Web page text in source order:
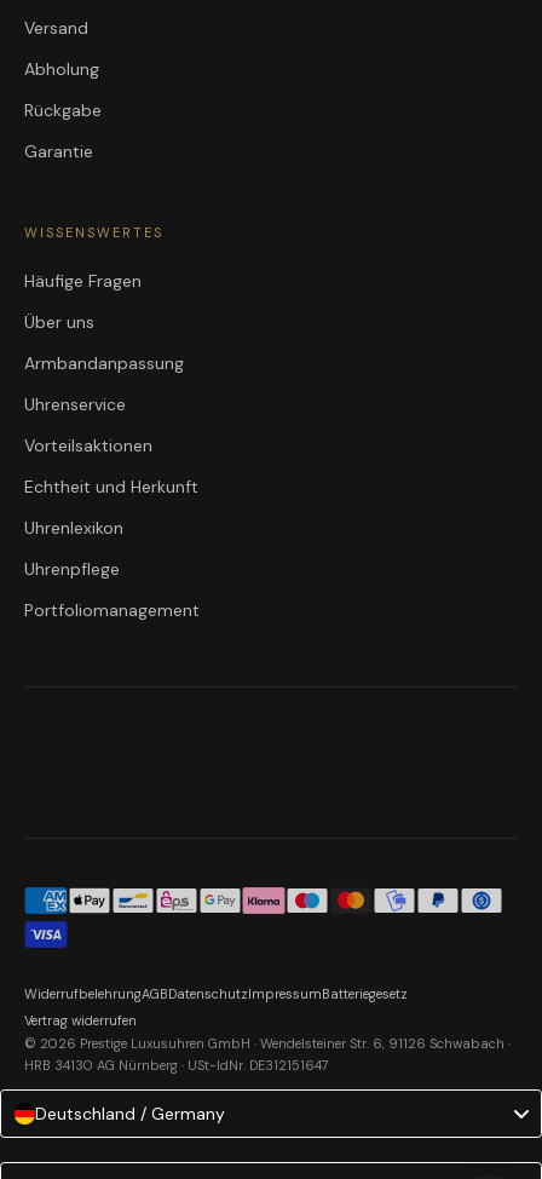
Versand
Abholung
Rückgabe
Garantie
WISSENSWERTES
Häufige Fragen
Über uns
Armbandanpassung
Uhrenservice
Vorteilsaktionen
Echtheit und Herkunft
Uhrenlexikon
Uhrenpflege
Portfoliomanagement
© 2026 Prestige Luxusuhren GmbH · Wendelsteiner Str. 6, 91126 Schwabach ·
HRB 34130 AG Nürnberg · USt-IdNr. DE312151647
WiderrufbelehrungAGBDatenschutzImpressumBatteriegesetz
Vertrag widerrufen
Deutschland / Germany
Language